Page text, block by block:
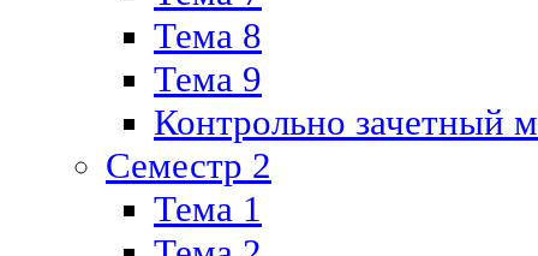
Тема 8
Тема 9
Контрольно зачетный
Семестр 2
Тема 1